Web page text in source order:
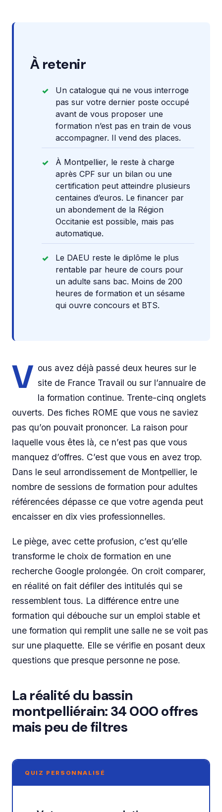
À retenir
Un catalogue qui ne vous interroge
pas sur votre dernier poste occupé
avant de vous proposer une
formation n’est pas en train de vous
accompagner. Il vend des places.
À Montpellier, le reste à charge
après CPF sur un bilan ou une
certification peut atteindre plusieurs
centaines d’euros. Le financer par
un abondement de la Région
Occitanie est possible, mais pas
automatique.
Le DAEU reste le diplôme le plus
rentable par heure de cours pour
un adulte sans bac. Moins de 200
heures de formation et un sésame
qui ouvre concours et BTS.
V ous avez déjà passé deux heures sur le
site de France Travail ou sur l’annuaire de
la formation continue. Trente-cinq onglets
ouverts. Des fiches ROME que vous ne saviez
pas qu’on pouvait prononcer. La raison pour
laquelle vous êtes là, ce n’est pas que vous
manquez d’offres. C’est que vous en avez trop.
Dans le seul arrondissement de Montpellier, le
nombre de sessions de formation pour adultes
référencées dépasse ce que votre agenda peut
encaisser en dix vies professionnelles.
Le piège, avec cette profusion, c’est qu’elle
transforme le choix de formation en une
recherche Google prolongée. On croit comparer,
en réalité on fait défiler des intitulés qui se
ressemblent tous. La différence entre une
formation qui débouche sur un emploi stable et
une formation qui remplit une salle ne se voit pas
sur une plaquette. Elle se vérifie en posant deux
questions que presque personne ne pose.
La réalité du bassin
montpelliérain: 34 000 offres
mais peu de filtres
QUIZ PERSONNALISÉ